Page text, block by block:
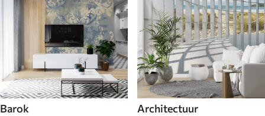
Barok Architectuur